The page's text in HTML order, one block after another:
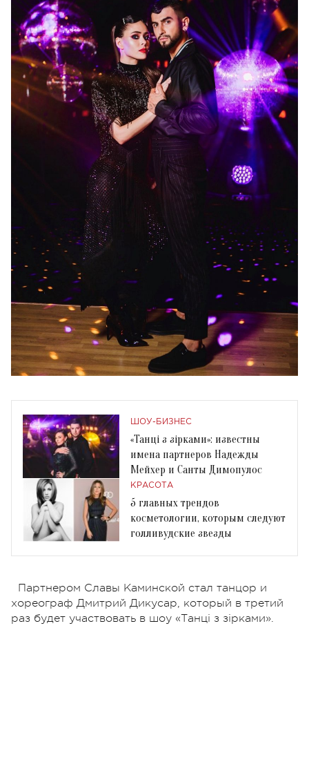
ШОУ-БИЗНЕС
«Танці з зірками»: известны
имена партнеров Надежды
Мейхер и Санты Димопулос
КРАСОТА
5 главных трендов
косметологии, которым следуют
голливудские звезды
Партнером Славы Каминской стал танцор и
хореограф Дмитрий Дикусар, который в третий
раз будет участвовать в шоу «Танці з зірками».